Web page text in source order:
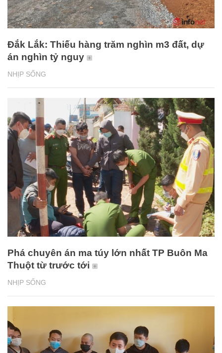
NHỊP SỐNG
Đắk Lắk: Thiếu hàng trăm nghìn m3 đất, dự
án nghìn tỷ nguy
NHỊP SỐNG
Phá chuyên án ma túy lớn nhất TP Buôn Ma
Thuột từ trước tới